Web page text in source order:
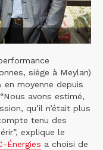
siège à Meylan)
moyenne depuis
avons estimé,
qu’il n’était plus
tenu des
explique le
Énergies a choisi de